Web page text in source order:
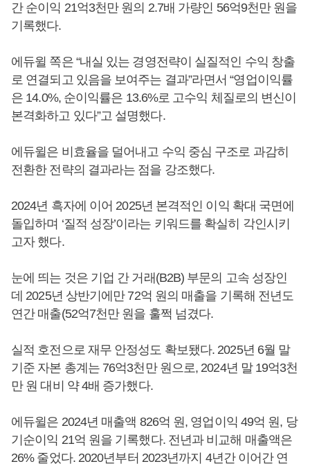
간 순이익 21억3천만 원의 2.7배 가량인 56억9천만 원을
기록했다.
에듀윌 쪽은 “내실 있는 경영전략이 실질적인 수익 창출
로 연결되고 있음을 보여주는 결과”라면서 “영업이익률
은 14.0%, 순이익률은 13.6%로 고수익 체질로의 변신이
본격화하고 있다”고 설명했다.
에듀윌은 비효율을 덜어내고 수익 중심 구조로 과감히
전환한 전략의 결과라는 점을 강조했다.
2024년 흑자에 이어 2025년 본격적인 이익 확대 국면에
돌입하며 ‘질적 성장’이라는 키워드를 확실히 각인시키
고자 했다.
눈에 띄는 것은 기업 간 거래(B2B) 부문의 고속 성장인
데 2025년 상반기에만 72억 원의 매출을 기록해 전년도
연간 매출(52억7천만 원을 훌쩍 넘겼다.
실적 호전으로 재무 안정성도 확보됐다. 2025년 6월 말
기준 자본 총계는 76억3천만 원으로, 2024년 말 19억3천
만 원 대비 약 4배 증가했다.
에듀윌은 2024년 매출액 826억 원, 영업이익 49억 원, 당
기순이익 21억 원을 기록했다. 전년과 비교해 매출액은
26% 줄었다. 2020년부터 2023년까지 4년간 이어간 연